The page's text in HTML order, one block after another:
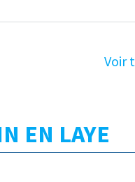
Voir
EN LAYE